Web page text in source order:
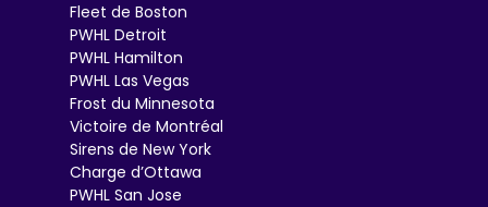
Fleet de Boston
PWHL Detroit
PWHL Hamilton
PWHL Las Vegas
Frost du Minnesota
Victoire de Montréal
Sirens de New York
Charge d’Ottawa
PWHL San Jose